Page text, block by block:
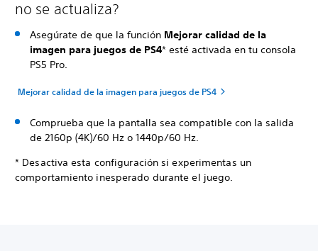
no se actualiza?
Asegúrate de que la función Mejorar calidad de la
imagen para juegos de PS4* esté activada en tu consola
PS5 Pro.
Mejorar calidad de la imagen para juegos de PS4
Comprueba que la pantalla sea compatible con la salida
de 2160p (4K)/60 Hz o 1440p/60 Hz.
* Desactiva esta configuración si experimentas un
comportamiento inesperado durante el juego.